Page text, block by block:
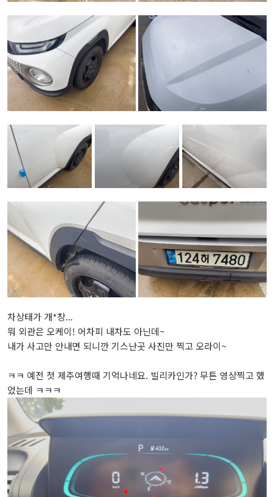
차상태가 개*창...
뭐 외관은 오케이! 어차피 내차도 아닌데~
내가 사고만 안내면 되니깐 기스난곳 사진만 찍고 오라이~
ㅋㅋ 예전 첫 제주여행때 기억나네요. 빌리카인가? 무튼 영상찍고 했
었는데 ㅋㅋㅋ